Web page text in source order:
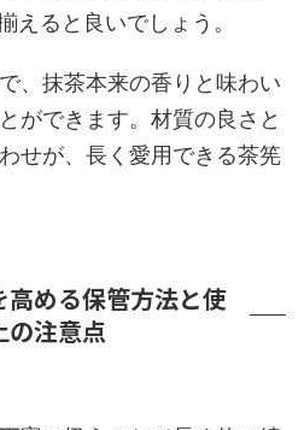
えると良いでしょう。
、抹茶本来の香りと味わい
ができます。材質の良さと
せが、長く愛用できる茶筅
める保管方法と使
の注意点